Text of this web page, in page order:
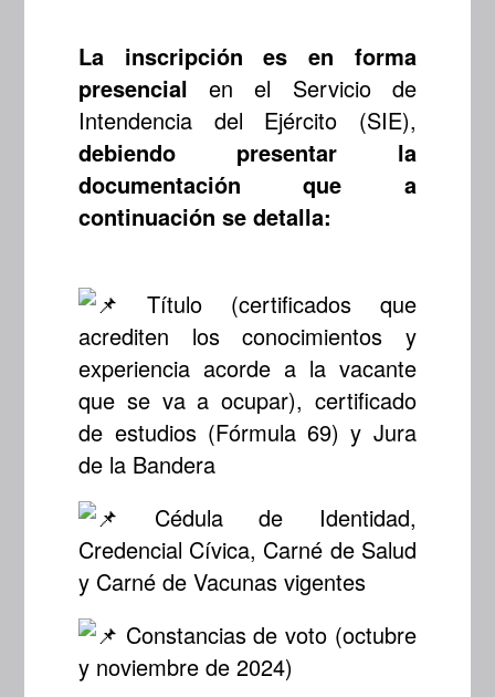
La inscripción es en forma
presencial en el Servicio de
Intendencia del Ejército (SIE),
debiendo presentar la
documentación que a
continuación se detalla:
Título (certificados que
acrediten los conocimientos y
experiencia acorde a la vacante
que se va a ocupar), certificado
de estudios (Fórmula 69) y Jura
de la Bandera
Cédula de Identidad,
Credencial Cívica, Carné de Salud
y Carné de Vacunas vigentes
Constancias de voto (octubre
y noviembre de 2024)